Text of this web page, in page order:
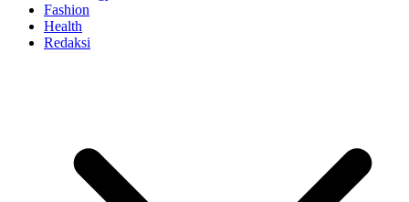
Fashion
Health
Redaksi